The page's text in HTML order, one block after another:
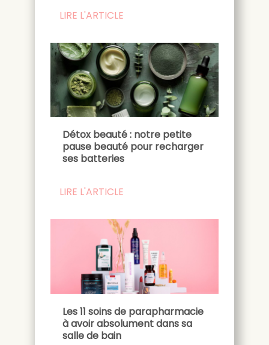
LIRE L'ARTICLE
Détox beauté : notre petite
pause beauté pour recharger
ses batteries
LIRE L'ARTICLE
Les 11 soins de parapharmacie
à avoir absolument dans sa
salle de bain